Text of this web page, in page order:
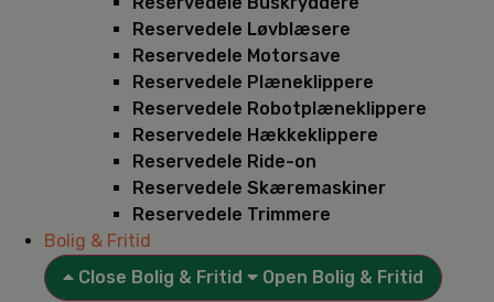
Reservedele Løvblæsere
Reservedele Motorsave
Reservedele Plæneklippere
Reservedele Robotplæneklippere
Reservedele Hækkeklippere
Reservedele Ride-on
Reservedele Skæremaskiner
Reservedele Trimmere
Bolig & Fritid
Close Bolig & Fritid
Open Bolig & Fritid